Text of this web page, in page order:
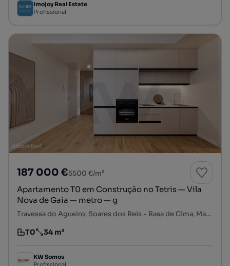
Imojoy Real Estate
Profissional
187 000 €5500 €/m²
Apartamento T0 em Construção no Tetris — Vila
Nova de Gaia — metro — g
Travessa do Agueiro, Soares dos Reis - Rasa de Cima, Mafamude e Vilar do Paraíso, Vila Nova de Gaia, Porto
Tipologia
T0
Preço por metro quadrado
34 m²
KW Somos
Profissional